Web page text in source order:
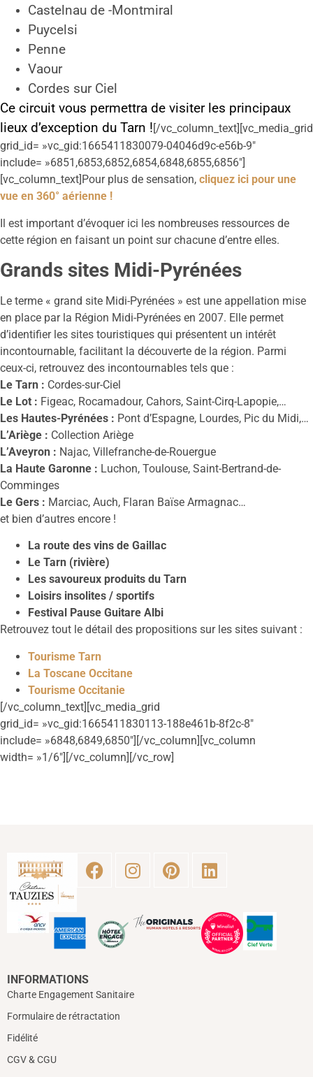
Castelnau de -Montmiral
Puycelsi
Penne
Vaour
Cordes sur Ciel
Ce circuit vous permettra de visiter les principaux
lieux d’exception du Tarn ! [/vc_column_text][vc_media_grid
grid_id= »vc_gid:1665411830079-04046d9c-e56b-9″
include= »6851,6853,6852,6854,6848,6855,6856″]
[vc_column_text]Pour plus de sensation, cliquez ici pour une
vue en 360° aérienne !
Il est important d’évoquer ici les nombreuses ressources de
cette région en faisant un point sur chacune d’entre elles.
Grands sites Midi-Pyrénées
Le terme « grand site Midi-Pyrénées » est une appellation mise
en place par la Région Midi-Pyrénées en 2007. Elle permet
d’identifier les sites touristiques qui présentent un intérêt
incontournable, facilitant la découverte de la région. Parmi
ceux-ci, retrouvez des incontournables tels que :
Le Tarn : Cordes-sur-Ciel
Le Lot : Figeac, Rocamadour, Cahors, Saint-Cirq-Lapopie,…
Les Hautes-Pyrénées : Pont d’Espagne, Lourdes, Pic du Midi,…
L’Ariège : Collection Ariège
L’Aveyron : Najac, Villefranche-de-Rouergue
La Haute Garonne : Luchon, Toulouse, Saint-Bertrand-de-
Comminges
Le Gers : Marciac, Auch, Flaran Baïse Armagnac…
et bien d’autres encore !
La route des vins de Gaillac
Le Tarn (rivière)
Les savoureux produits du Tarn
Loisirs insolites / sportifs
Festival Pause Guitare Albi
Retrouvez tout le détail des propositions sur les sites suivant :
Tourisme Tarn
La Toscane Occitane
Tourisme Occitanie
[/vc_column_text][vc_media_grid
grid_id= »vc_gid:1665411830113-188e461b-8f2c-8″
include= »6848,6849,6850″][/vc_column][vc_column
width= »1/6″][/vc_column][/vc_row]
INFORMATIONS
Charte Engagement Sanitaire
Formulaire de rétractation
Fidélité
CGV & CGU